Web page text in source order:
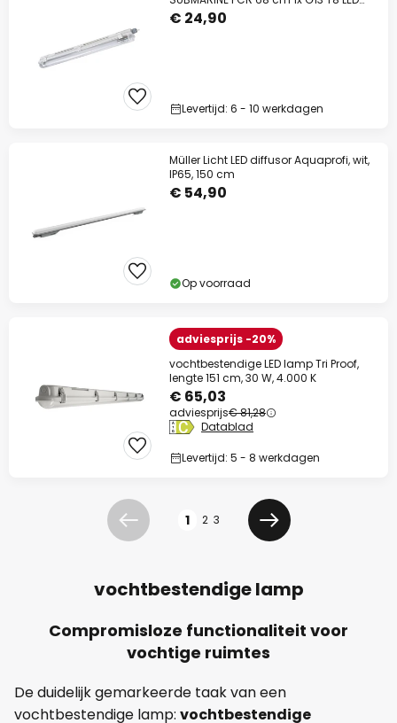
IP65
€ 24,90
Levertijd: 6 - 10 werkdagen
Müller Licht LED diffusor Aquaprofi, wit,
IP65, 150 cm
€ 54,90
Op voorraad
adviesprijs -20%
vochtbestendige LED lamp Tri Proof,
lengte 151 cm, 30 W, 4.000 K
€ 65,03
adviesprijs€ 81,28
Datablad
Levertijd: 5 - 8 werkdagen
Vorige 1 2 3
Volgende
vochtbestendige lamp
Compromisloze functionaliteit voor
vochtige ruimtes
De duidelijk gemarkeerde taak van een
vochtbestendige lamp: vochtbestendige